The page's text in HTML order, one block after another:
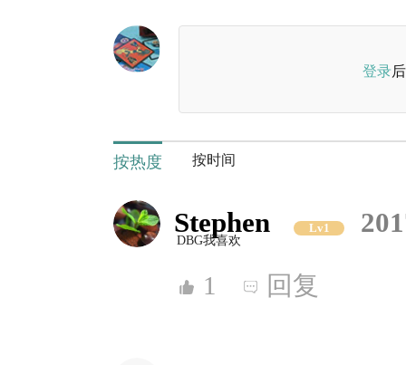
登录
按热度 按时间
Stephen Lv1
DBG我喜欢
1 回复